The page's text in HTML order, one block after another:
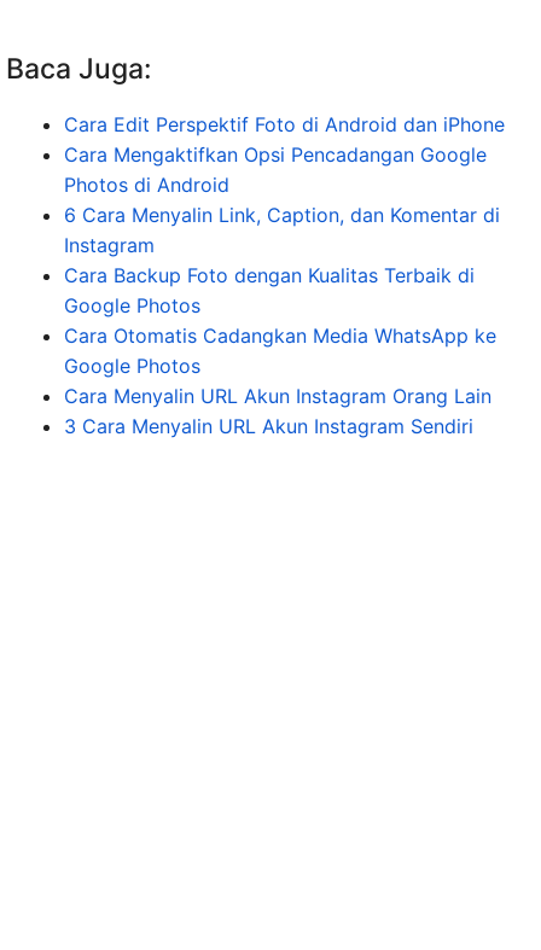
Baca Juga:
Cara Edit Perspektif Foto di Android dan iPhone
Cara Mengaktifkan Opsi Pencadangan Google
Photos di Android
6 Cara Menyalin Link, Caption, dan Komentar di
Instagram
Cara Backup Foto dengan Kualitas Terbaik di
Google Photos
Cara Otomatis Cadangkan Media WhatsApp ke
Google Photos
Cara Menyalin URL Akun Instagram Orang Lain
3 Cara Menyalin URL Akun Instagram Sendiri